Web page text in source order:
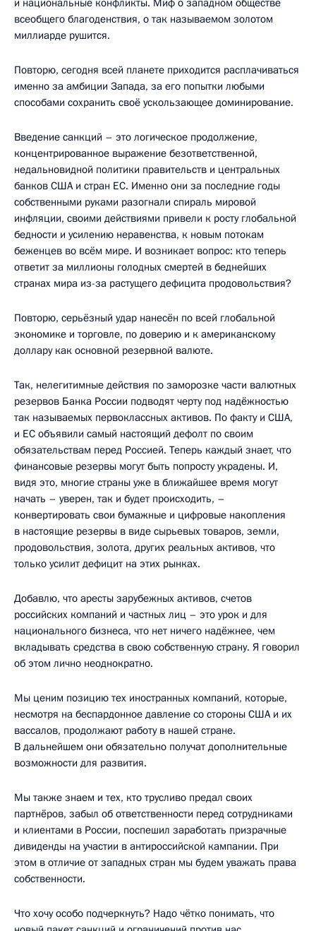
всеобщего благоденствия, о так называемом золотом
миллиарде рушится.
Повторю, сегодня всей планете приходится расплачиваться
именно за амбиции Запада, за его попытки любыми
способами сохранить своё ускользающее доминирование.
Введение санкций – это логическое продолжение,
концентрированное выражение безответственной,
недальновидной политики правительств и центральных
банков США и стран ЕС. Именно они за последние годы
собственными руками разогнали спираль мировой
инфляции, своими действиями привели к росту глобальной
бедности и усилению неравенства, к новым потокам
беженцев во всём мире. И возникает вопрос: кто теперь
ответит за миллионы голодных смертей в беднейших
странах мира из-за растущего дефицита продовольствия?
Повторю, серьёзный удар нанесён по всей глобальной
экономике и торговле, по доверию и к американскому
доллару как основной резервной валюте.
Так, нелегитимные действия по заморозке части валютных
резервов Банка России подводят черту под надёжностью
так называемых первоклассных активов. По факту и США,
и ЕС объявили самый настоящий дефолт по своим
обязательствам перед Россией. Теперь каждый знает, что
финансовые резервы могут быть попросту украдены. И,
видя это, многие страны уже в ближайшее время могут
начать – уверен, так и будет происходить, –
конвертировать свои бумажные и цифровые накопления
в настоящие резервы в виде сырьевых товаров, земли,
продовольствия, золота, других реальных активов, что
только усилит дефицит на этих рынках.
Добавлю, что аресты зарубежных активов, счетов
российских компаний и частных лиц – это урок и для
национального бизнеса, что нет ничего надёжнее, чем
вкладывать средства в свою собственную страну. Я говорил
об этом лично неоднократно.
Мы ценим позицию тех иностранных компаний, которые,
несмотря на беспардонное давление со стороны США и их
вассалов, продолжают работу в нашей стране.
В дальнейшем они обязательно получат дополнительные
возможности для развития.
Мы также знаем и тех, кто трусливо предал своих
партнёров, забыл об ответственности перед сотрудниками
и клиентами в России, поспешил заработать призрачные
дивиденды на участии в антироссийской кампании. При
этом в отличие от западных стран мы будем уважать права
собственности.
Что хочу особо подчеркнуть? Надо чётко понимать, что